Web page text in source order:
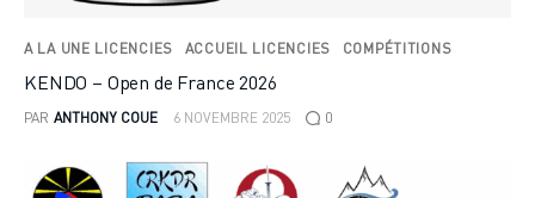
A LA UNE LICENCIES ACCUEIL LICENCIES COMPÉTITIONS
KENDO – Open de France 2026
PAR ANTHONY COUE 6 NOVEMBRE 2025 0